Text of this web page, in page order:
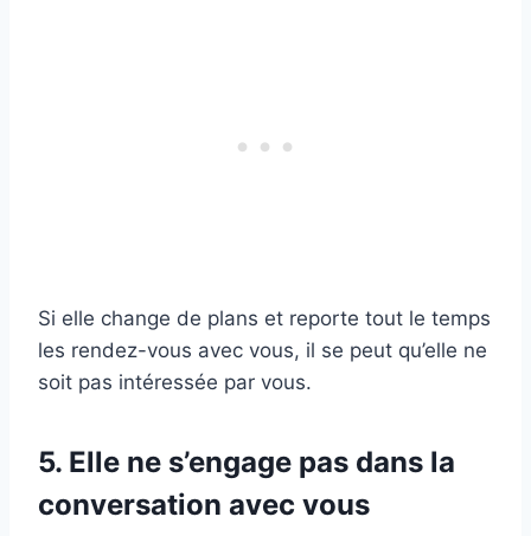
Si elle change de plans et reporte tout le temps
les rendez-vous avec vous, il se peut qu’elle ne
soit pas intéressée par vous.
5. Elle ne s’engage pas dans la
conversation avec vous